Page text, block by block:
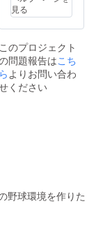
加(1回)
※記載す
るロゴ
等、ス
ポン
サーに
関する
詳細
ます。
見る
このプロジェクト
問題報告はこち
ら よりお問い合わ
ください
野球環境を作りた